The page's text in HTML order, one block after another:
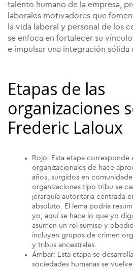
talento humano de la empresa,
laborales motivadores que
la vida laboral y personal de los
se enfoca en fortalecer su
e impulsar una integración sólida
Etapas de las
organizaciones
Frederic Laloux
Rojo: Esta etapa corresponde
organizacionales de hace
años, surgidos en
organizaciones tipo tribu se
jerarquía autoritaria centrada
absoluto. El lema podría
yo, aquí se hace lo que yo
asumen un rol sumiso y
incluyen grupos de crimen
y tribus ancestrales.
Ámbar: Esta etapa se
sociedades humanas se